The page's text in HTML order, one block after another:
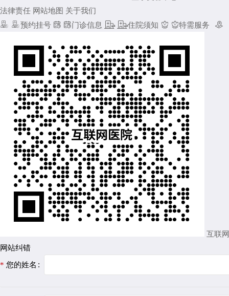
法律责任 网站地图 关于我们
 预约挂号  门诊信息  住院须知  特需服务 
互联
网站纠错
您的姓名